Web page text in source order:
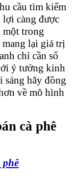
cầu tìm kiếm
lợi càng được
một trong
lại giá trị
chỉ cần số
ý tưởng kinh
hãy đồng
về mô hình
cà phê
phê